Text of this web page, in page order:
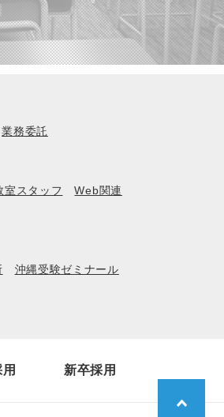
業務委託
室スタッフ
Web関連
沖縄受験ゼミナール
新卒採用